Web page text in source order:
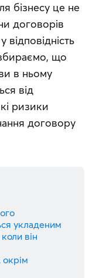
бізнесу це не
договорів
що
в ньому
від
ризики
договору
укладеним
він